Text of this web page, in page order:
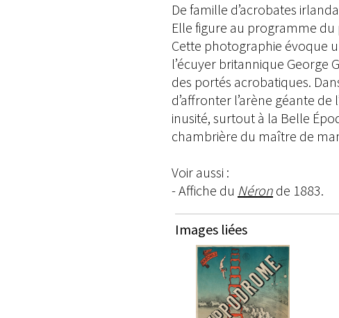
De famille d’acrobates
Elle figure au programme
Cette photographie évoque
l’écuyer britannique George
des portés acrobatiques.
d’affronter l’arène géante
inusité, surtout à la Belle
chambrière du maître de
Voir aussi :
- Affiche du Néron de 1883.
Images liées